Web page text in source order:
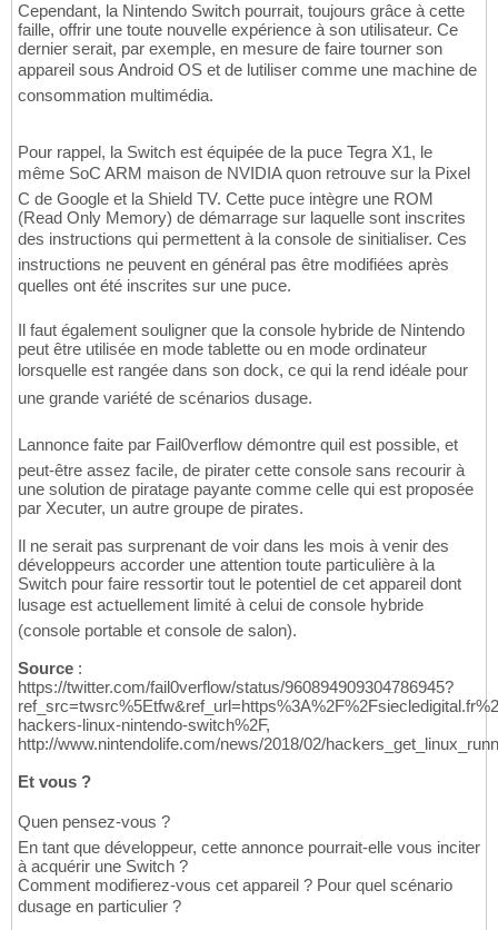
Cependant, la Nintendo Switch pourrait, toujours grâce à cette
faille, offrir une toute nouvelle expérience à son utilisateur. Ce
dernier serait, par exemple, en mesure de faire tourner son
appareil sous Android OS et de lutiliser comme une machine de
consommation multimédia.
Pour rappel, la Switch est équipée de la puce Tegra X1, le
même SoC ARM maison de NVIDIA quon retrouve sur la Pixel
C de Google et la Shield TV. Cette puce intègre une ROM
(Read Only Memory) de démarrage sur laquelle sont inscrites
des instructions qui permettent à la console de sinitialiser. Ces
instructions ne peuvent en général pas être modifiées après
quelles ont été inscrites sur une puce.
Il faut également souligner que la console hybride de Nintendo
peut être utilisée en mode tablette ou en mode ordinateur
lorsquelle est rangée dans son dock, ce qui la rend idéale pour
une grande variété de scénarios dusage.
Lannonce faite par Fail0verflow démontre quil est possible, et
peut-être assez facile, de pirater cette console sans recourir à
une solution de piratage payante comme celle qui est proposée
par Xecuter, un autre groupe de pirates.
Il ne serait pas surprenant de voir dans les mois à venir des
développeurs accorder une attention toute particulière à la
Switch pour faire ressortir tout le potentiel de cet appareil dont
lusage est actuellement limité à celui de console hybride
(console portable et console de salon).
Source :
https://twitter.com/fail0verflow/status/960894909304786945?
hackers-linux-nintendo-switch%2F,
http://www.nintendolife.com/news/2018/02/
Et vous ?
Quen pensez-vous ?
En tant que développeur, cette annonce pourrait-elle vous inciter
à acquérir une Switch ?
Comment modifierez-vous cet appareil ? Pour quel scénario
dusage en particulier ?